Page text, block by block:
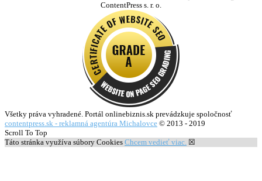
ContentPress s. r. o.
Všetky práva vyhradené. Portál onlinebiznis.sk prevádzkuje spoločnosť
contentpress.sk - reklamná agentúra Michalovce © 2013 - 2019
Scroll To Top
Táto stránka využíva súbory Cookies Chcem vedieť viac. ☒